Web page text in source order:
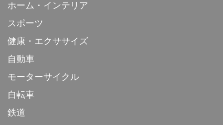
ホーム・インテリア
スポーツ
健康・エクササイズ
自動車
モーターサイクル
自転車
鉄道